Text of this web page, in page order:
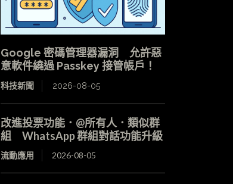
Google 密碼管理器漏洞 允許惡
意軟件繞過 Passkey 接管帳戶！
科技新聞 2026-08-05
改進投票功能．@所有人．類似群
組 WhatsApp 群組對話功能升級
流動應用 2026-08-05